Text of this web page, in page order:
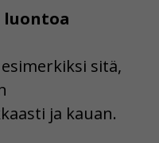
luontoa
sitä,
ja kauan.